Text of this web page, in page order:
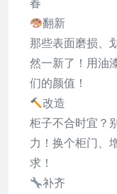
翻新
那些表面磨损、
然一新了！用油
们的颜值！
改造
柜子不合时宜？
力！换个柜门、
求！
补齐